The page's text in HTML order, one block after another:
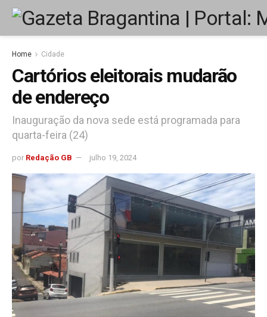
Home Cidade
Cartórios eleitorais mudarão
de endereço
Inauguração da nova sede está programada para
quarta-feira (24)
por Redação GB julho 19, 2024